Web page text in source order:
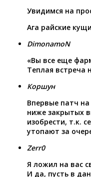
Увидимся на
Ага райские
DimonamoN
«Вы все еще
Теплая встреча
Коршун
Впервые патч
ниже закрытых
изобрести, т.к.
утопают за
Zerr0
Я ложил на вас
И да, пусть в